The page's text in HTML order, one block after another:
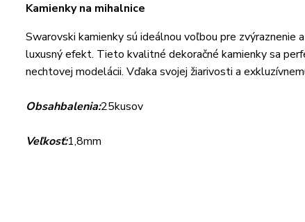
Kamienky na mihalnice
Swarovski kamienky sú ideálnou voľbou pre zvýraznenie
luxusný efekt. Tieto kvalitné dekoračné kamienky sa
nechtovej modelácii. Vďaka svojej žiarivosti a
Obsahbalenia:25kusov
Veľkosť:1,8mm